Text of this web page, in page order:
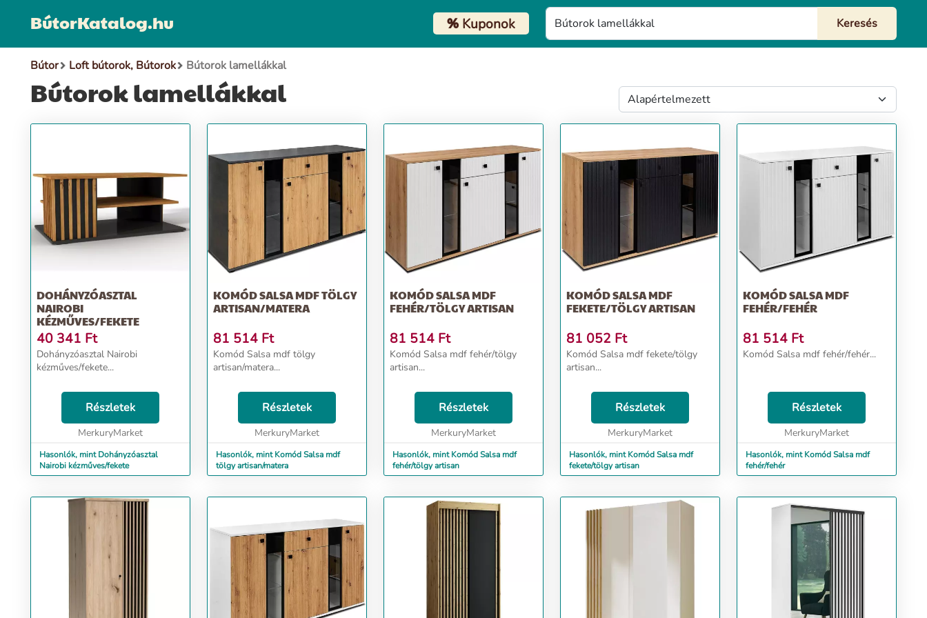
BútorKatalog.hu %Kuponok
Bútor Loft bútorok, Bútorok Bútorok lamellákkal
Bútorok lamellákkal
DOHÁNYZÓASZTAL
NAIROBI
KÉZMŰVES/FEKETE
40 341 Ft
Dohányzóasztal Nairobi
kézműves/fekete...
Részletek
MerkuryMarket
Hasonlók, mint Dohányzóasztal
Nairobi kézműves/fekete
KOMÓD SALSA MDF TÖLGY
ARTISAN/MATERA
81 514 Ft
Komód Salsa mdf tölgy
artisan/matera...
Részletek
MerkuryMarket
Hasonlók, mint Komód Salsa mdf
tölgy artisan/matera
KOMÓD SALSA MDF
FEHÉR/TÖLGY ARTISAN
81 514 Ft
Komód Salsa mdf fehér/tölgy
artisan...
Részletek
MerkuryMarket
Hasonlók, mint Komód Salsa mdf
fehér/tölgy artisan
KOMÓD SALSA MDF
FEKETE/TÖLGY ARTISAN
81 052 Ft
Komód Salsa mdf fekete/tölgy
artisan...
Részletek
MerkuryMarket
Hasonlók, mint Komód Salsa mdf
fekete/tölgy artisan
KOMÓD SALSA MDF
FEHÉR/FEHÉR
81 514 Ft
Komód Salsa mdf fehér/fehér...
Részletek
MerkuryMarket
Hasonlók, mint Komód Salsa mdf
fehér/fehér